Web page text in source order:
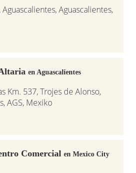
Aguascalientes,
en Aguascalientes
Km. 537, Trojes de Alonso,
AGS, Mexiko
Comercial en Mexico City